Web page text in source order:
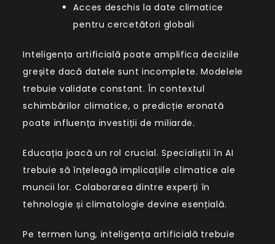
Acces deschis la date climatice
pentru cercetători globali
Inteligența artificială poate amplifica deciziile
greșite dacă datele sunt incomplete. Modelele
trebuie validate constant. În contextul
schimbărilor climatice, o predicție eronată
poate influența investiții de miliarde.
Educația joacă un rol crucial. Specialiștii în AI
trebuie să înțeleagă implicațiile climatice ale
muncii lor. Colaborarea dintre experți în
tehnologie și climatologie devine esențială.
Pe termen lung, inteligența artificială trebuie